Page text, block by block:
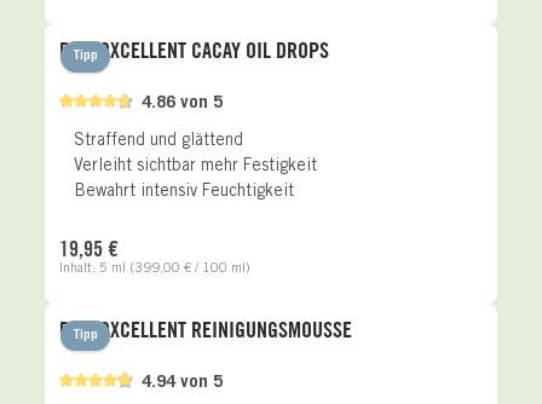
Tipp
4.86 von 5
PHYTOXCELLENT CACAY OIL DROPS
Straffend und glättend
Verleiht sichtbar mehr Festigkeit
Bewahrt intensiv Feuchtigkeit
Inhalt: 5 ml (399,00 € / 100 ml)
19,95 €
Tipp
4.94 von 5
PHYTOXCELLENT REINIGUNGSMOUSSE